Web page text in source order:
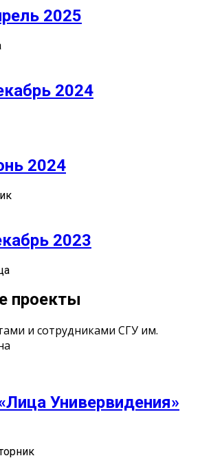
2025
2024
2024
2023
проекты
и сотрудниками СГУ им.
Универвидения»